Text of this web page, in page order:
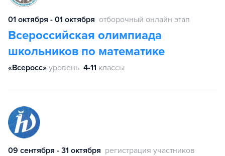
01 октября - 01 октября отборочный онлайн этап
Всероссийская олимпиада
школьников по математике
«Всеросс» уровень 4-11 классы
09 сентября - 31 октября регистрация участников